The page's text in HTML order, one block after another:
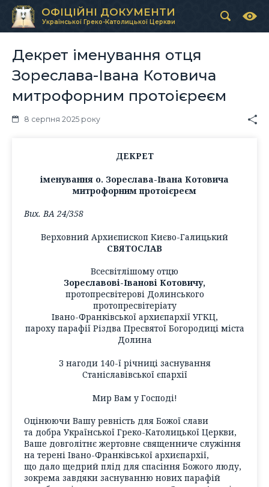
ОФІЦІЙНІ ДОКУМЕНТИ
Української Греко-Католицької Церкви
Декрет іменування отця
Зореслава-Івана Котовича
митрофорним протоієреєм
8 серпня 2025 року
ДЕКРЕТ
іменування о. Зореслава-Івана Котовича
митрофорним протоієреєм
Вих. ВА 24/358
Верховний Архиєпископ Києво-Галицький
СВЯТОСЛАВ
Всесвітлішому отцю
Зореславові-Іванові Котовичу,
протопресвітерові Долинського
протопресвітеріату
Івано-Франківської архиєпархії УГКЦ,
пароху парафії Різдва Пресвятої Богородиці міста
Долина
З нагоди 140-ї річниці заснування
Станіславівської єпархії
Мир Вам у Господі!
Оцінюючи Вашу ревність для Божої слави
та добра Української Греко-Католицької Церкви,
Ваше довголітнє жертовне священниче служіння
на терені Івано-Франківської архиєпархії,
що дало щедрий плід для спасіння Божого люду,
зокрема завдяки заснуванню нових парафій